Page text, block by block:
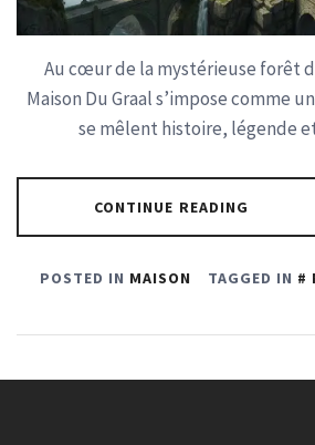
Au cœur de la mystérieuse forêt
Maison Du Graal s’impose comme
se mêlent histoire, légende
CONTINUE READING
POSTED IN MAISON TAGGED IN